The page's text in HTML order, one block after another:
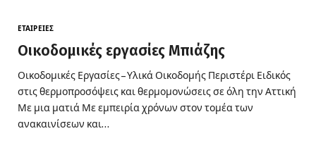
ΕΤΑΙΡΕΊΕΣ
Οικοδομικές εργασίες Μπιάζης
Οικοδομικές Εργασίες – Υλικά Οικοδομής Περιστέρι Ειδικός
στις θερμοπροσόψεις και θερμομονώσεις σε όλη την Αττική
Με μια ματιά Με εμπειρία χρόνων στον τομέα των
ανακαινίσεων και…